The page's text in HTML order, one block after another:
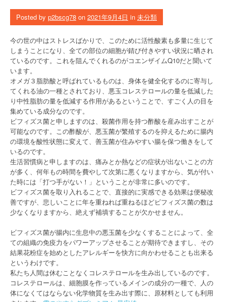
Posted by p2bscg78 on 2021年9月4日 in 未分類
今の世の中はストレスばかりで、このために活性酸素も多量に生じて
しまうことになり、全ての部位の細胞が錆び付きやすい状況に晒され
ているのです。これを阻んでくれるのがコエンザイムQ10だと聞いて
います。
オメガ３脂肪酸と呼ばれているものは、身体を健全化するのに寄与し
てくれる油の一種とされており、悪玉コレステロールの量を低減した
り中性脂肪の量を低減する作用があるということで、すごく人の目を
集めている成分なのです。
ビフィズス菌と申しますのは、殺菌作用を持つ酢酸を産み出すことが
可能なのです。この酢酸が、悪玉菌が繁殖するのを抑えるために腸内
の環境を酸性状態に変えて、善玉菌が住みやすい腸を保つ働きをして
いるのです。
生活習慣病と申しますのは、痛みとか熱などの症状が出ないことの方
が多く、何年もの時間を費やして次第に悪くなりますから、気が付い
た時には「打つ手がない！」ということが非常に多いのです。
ビフィズス菌を取り入れることで、直接的に実感できる効果は便秘改
善ですが、悲しいことに年を重ねれば重ねるほどビフィズス菌の数は
少なくなりますから、絶えず補填することが欠かせません。
ビフィズス菌が腸内に生息中の悪玉菌を少なくすることによって、全
ての組織の免疫力をパワーアップさせることが期待できますし、その
結果花粉症を始めとしたアレルギーを快方に向かわせることも出来る
というわけです。
私たち人間は休むことなくコレステロールを生み出しているのです。
コレステロールは、細胞膜を作っているメインの成分の一種で、人の
体になくてはならない化学物質を生み出す際に、原材料としても利用